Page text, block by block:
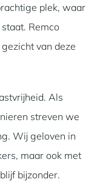
plek, waar
Remco
van deze
Als
streven we
Wij geloven in
maar ook met
bijzonder.